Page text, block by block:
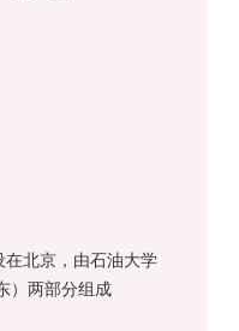
在北京，由石油大学
）两部分组成